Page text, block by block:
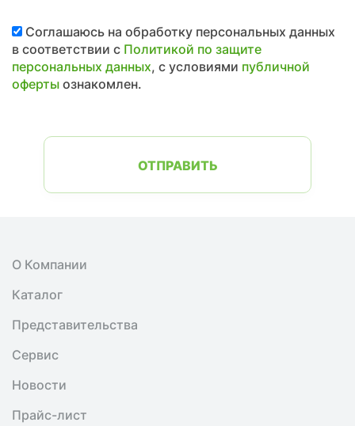
Соглашаюсь на обработку персональных данных
в соответствии с Политикой по защите
персональных данных, с условиями публичной
офертыознакомлен.
ОТПРАВИТЬ
О Компании
Каталог
Представительства
Сервис
Новости
Прайс-лист